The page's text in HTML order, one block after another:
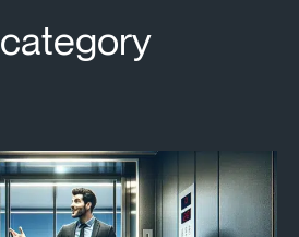
category